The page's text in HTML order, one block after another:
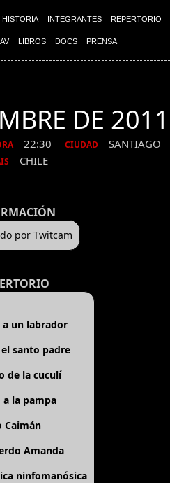
HISTORIA INTEGRANTES REPERTORIO
LIBROS DOCS PRENSA
DE 2011
22:30 CIUDAD SANTIAGO
CHILE
por Twitcam
a un labrador
santo padre
de la cuculí
a la pampa
Caimán
Amanda
ninfomanósica